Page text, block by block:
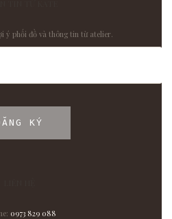
ý phối đồ và thông tin từ atelier.
KÝ
0973 829 088